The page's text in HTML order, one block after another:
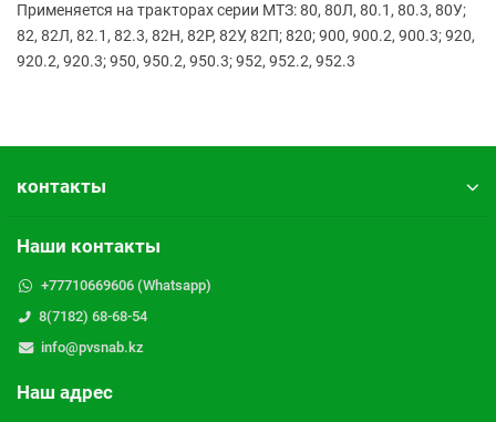
Применяется на тракторах серии МТЗ: 80, 80Л, 80.1, 80.3, 80У;
82, 82Л, 82.1, 82.3, 82Н, 82Р, 82У, 82П; 820; 900, 900.2, 900.3; 920,
920.2, 920.3; 950, 950.2, 950.3; 952, 952.2, 952.3
контакты
Наши контакты
+77710669606 (Whatsapp)
8(7182) 68-68-54
info@pvsnab.kz
Наш адрес